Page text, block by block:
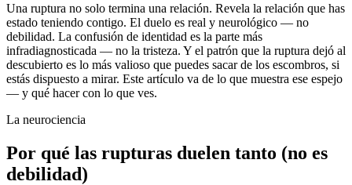
Una ruptura no solo termina una relación. Revela la relación que has
estado teniendo contigo. El duelo es real y neurológico — no
debilidad. La confusión de identidad es la parte más
infradiagnosticada — no la tristeza. Y el patrón que la ruptura dejó al
descubierto es lo más valioso que puedes sacar de los escombros, si
estás dispuesto a mirar. Este artículo va de lo que muestra ese espejo
— y qué hacer con lo que ves.
La neurociencia
Por qué las rupturas duelen tanto (no es
debilidad)